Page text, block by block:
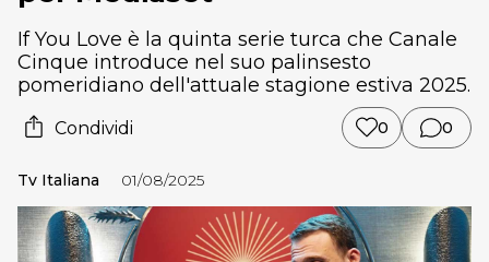
If You Love è la quinta serie turca che Canale
Cinque introduce nel suo palinsesto
pomeridiano dell'attuale stagione estiva 2025.
Condividi 0 0
Tv Italiana 01/08/2025